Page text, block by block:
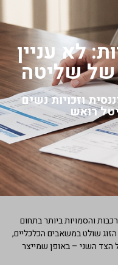
לא עניין
שליטה
וזכויות נשים
רואש
והסמויות ביותר בתחום
שולט במשאבים הכלכליים,
הצד השני – באופן שמייצר